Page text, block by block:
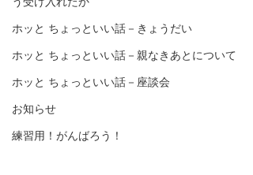
ホッと ちょっといい話－きょうだい
ホッと ちょっといい話－親なきあとについて
ホッと ちょっといい話－座談会
お知らせ
練習用！がんばろう！